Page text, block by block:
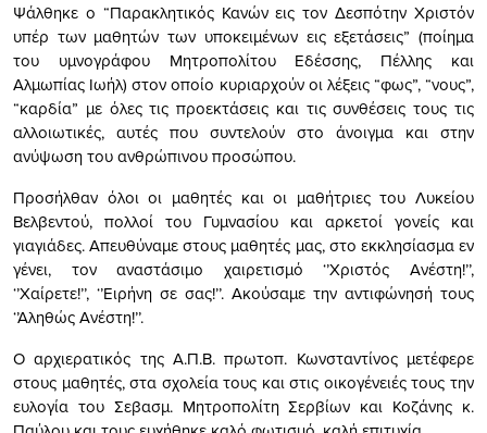
Ψάλθηκε ο “Παρακλητικός Κανών εις τον Δεσπότην Χριστόν
υπέρ των μαθητών των υποκειμένων εις εξετάσεις” (ποίημα
του υμνογράφου Μητροπολίτου Εδέσσης, Πέλλης και
Αλμωπίας Ιωήλ) στον οποίο κυριαρχούν οι λέξεις “φως”, “νους”,
“καρδία” με όλες τις προεκτάσεις και τις συνθέσεις τους τις
αλλοιωτικές, αυτές που συντελούν στο άνοιγμα και στην
ανύψωση του ανθρώπινου προσώπου.
Προσήλθαν όλοι οι μαθητές και οι μαθήτριες του Λυκείου
Βελβεντού, πολλοί του Γυμνασίου και αρκετοί γονείς και
γιαγιάδες. Απευθύναμε στους μαθητές μας, στο εκκλησίασμα εν
γένει, τον αναστάσιμο χαιρετισμό ‘’Χριστός Ανέστη!’’,
‘’Χαίρετε!’’, ‘’Ειρήνη σε σας!’’. Ακούσαμε την αντιφώνησή τους
‘’Αληθώς Ανέστη!’’.
Ο αρχιερατικός της Α.Π.Β. πρωτοπ. Κωνσταντίνος μετέφερε
στους μαθητές, στα σχολεία τους και στις οικογένειές τους την
ευλογία του Σεβασμ. Μητροπολίτη Σερβίων και Κοζάνης κ.